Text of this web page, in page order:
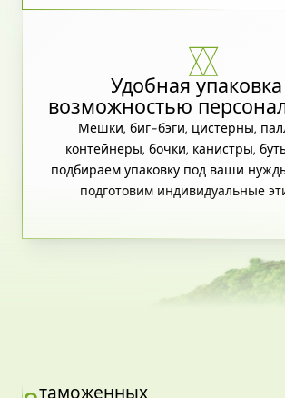
Удобная упаковка
возможностью
Мешки, биг-бэги, цистерны,
контейнеры, бочки, канистры,
подбираем упаковку под ваши
подготовим индивидуальные
таможенных